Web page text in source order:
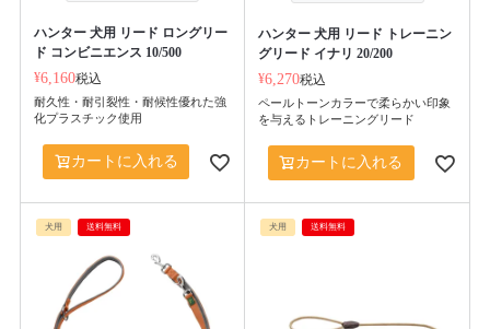
ハンター 犬用 リード ロングリー
ド コンビニエンス 10/500
¥6,160税込
耐久性・耐引裂性・耐候性優れた強
化プラスチック使用
カートに入れる
ハンター 犬用 リード トレーニン
グリード イナリ 20/200
¥6,270税込
ペールトーンカラーで柔らかい印象
を与えるトレーニングリード
カートに入れる
犬用 送料無料 犬用 送料無料